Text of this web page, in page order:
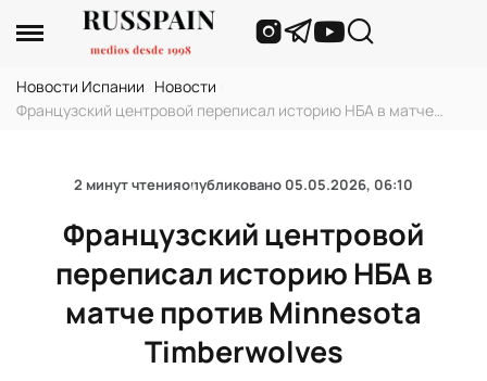
Новости Испании Новости
Французский центровой переписал историю НБА в матче
2 минут чтенияопубликовано 05.05.2026, 06:10
Французский центровой
переписал историю НБА в
матче против Minnesota
Timberwolves